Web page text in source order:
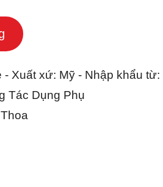
- Xuất xứ: Mỹ - Nhập khẩu từ:
Dụng Phụ